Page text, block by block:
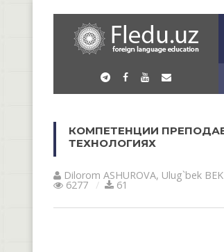
КОМПЕТЕНЦИИ
ТЕХНОЛОГИЯХ
Dilorom АSHUROVА, Ulug`bek
6277 61